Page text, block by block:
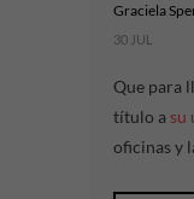
Graciela
30 JUL
Que para
título a su
oficinas y